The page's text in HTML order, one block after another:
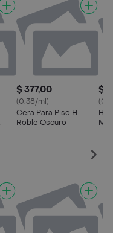
$ 377,00
(0.38/ml)
Cera Para Piso H
Roble Oscuro
$
H